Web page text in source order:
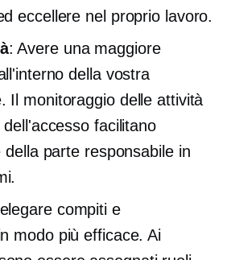
eccellere nel proprio lavoro.
: Avere una maggiore
della vostra
Il monitoraggio delle attività
facilitano
della parte responsabile in
compiti e
modo più efficace. Ai